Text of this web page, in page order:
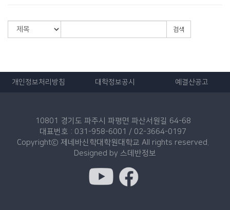
검색
개인정보처리방침 대학정보공시 예결산공고
10801 경기도 파주시 파평면 파산서원길 64-68
대표번호 : 031-958-6001 / 02-3664-0197
Copyrightⓒ 제네바신학대학원대학교 All rights reserved.
Designed by 스데반정보